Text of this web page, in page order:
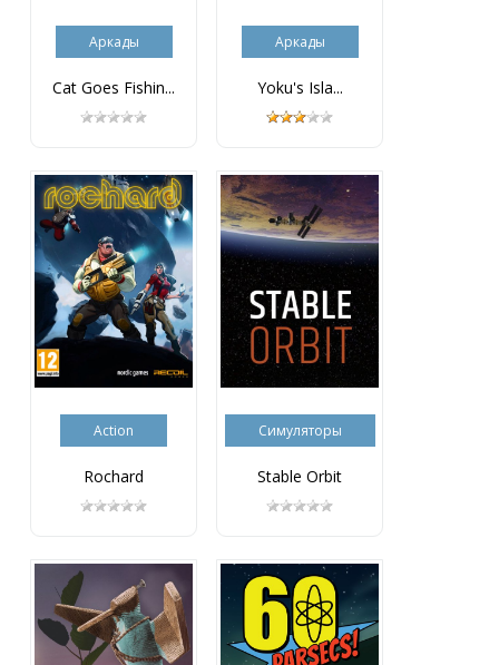
Аркады
Cat Goes Fishin...
Аркады
Yoku's Isla...
Action
Rochard
Симуляторы
Stable Orbit